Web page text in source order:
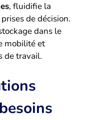
, fluidifie la
de décision.
dans le
mobilité et
de travail.